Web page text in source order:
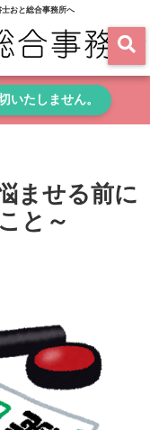
おと総合事務所へ
いたしません。
ませる前に
と～